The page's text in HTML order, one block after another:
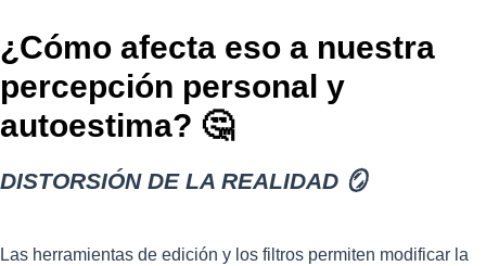
¿Cómo afecta eso a nuestra
percepción personal y
autoestima? 🤔
DISTORSIÓN DE LA REALIDAD 🪞
Las herramientas de edición y los filtros permiten modificar la